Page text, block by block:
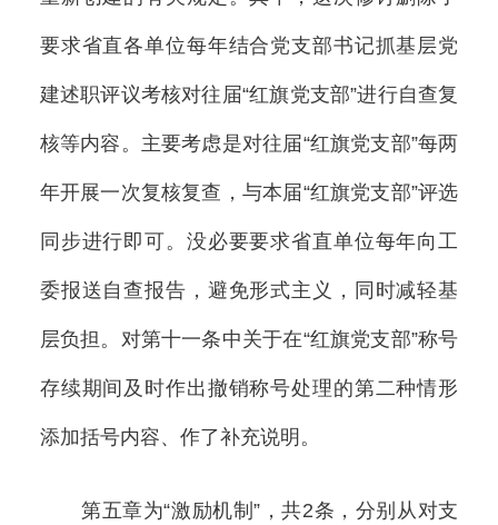
要求省直各单位每年结合党支部书记抓基层党
建述职评议考核对往届“红旗党支部”进行自查复
核等内容。主要考虑是对往届“红旗党支部”每两
年开展一次复核复查，与本届“红旗党支部”评选
同步进行即可。没必要要求省直单位每年向工
委报送自查报告，避免形式主义，同时减轻基
层负担。对第十一条中关于在“红旗党支部”称号
存续期间及时作出撤销称号处理的第二种情形
添加括号内容、作了补充说明。
第五章为“激励机制”，共2条，分别从对支